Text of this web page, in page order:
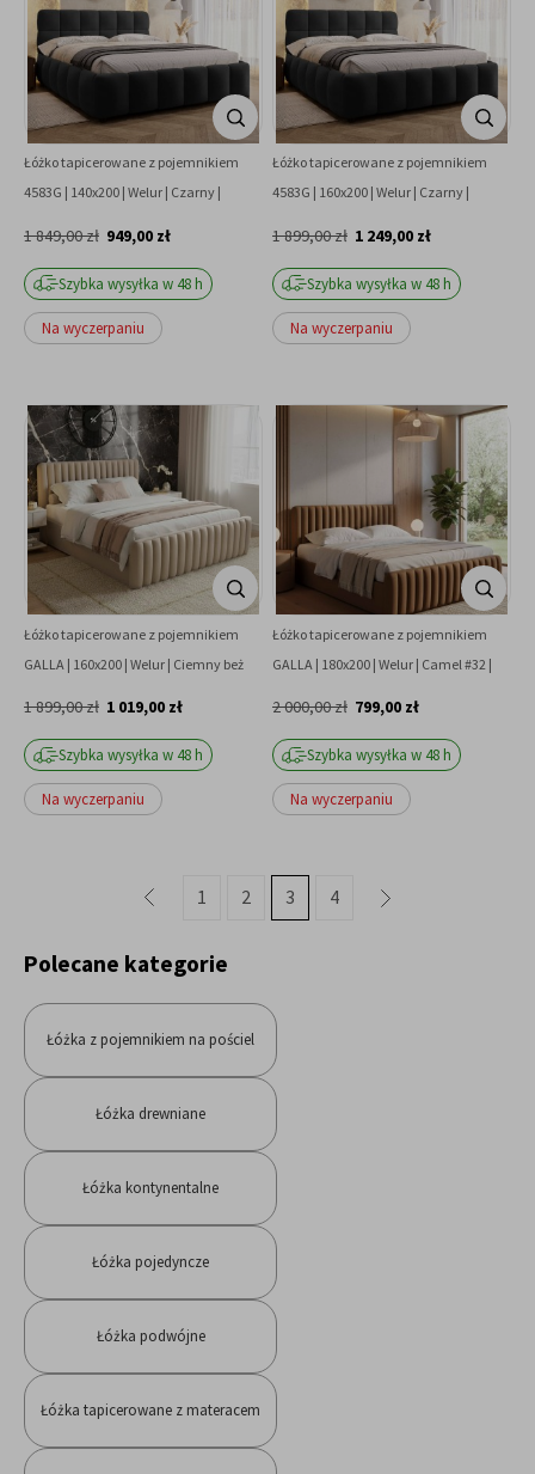
Łóżko tapicerowane z pojemnikiem
4583G | 140x200 | Welur | Czarny |
949,00 zł
1 849,00 zł
Szybka wysyłka w 48 h
Na wyczerpaniu
Łóżko tapicerowane z pojemnikiem
4583G | 160x200 | Welur | Czarny |
1 249,00 zł
1 899,00 zł
Szybka wysyłka w 48 h
Na wyczerpaniu
Łóżko tapicerowane z pojemnikiem
GALLA | 160x200 | Welur | Ciemny beż
1 019,00 zł
1 899,00 zł
Szybka wysyłka w 48 h
Na wyczerpaniu
Łóżko tapicerowane z pojemnikiem
GALLA | 180x200 | Welur | Camel #32 |
799,00 zł
2 000,00 zł
Szybka wysyłka w 48 h
Na wyczerpaniu
« 1 2 3 4 »
Polecane kategorie
Łóżka z pojemnikiem na pościel
Łóżka drewniane
Łóżka kontynentalne
Łóżka pojedyncze
Łóżka podwójne
Łóżka tapicerowane z materacem